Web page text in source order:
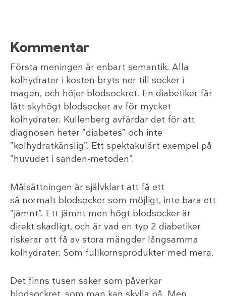
Kommentar
Första meningen är enbart semantik. Alla
kolhydrater i kosten bryts ner till socker i
magen, och höjer blodsockret. En diabetiker får
lätt skyhögt blodsocker av för mycket
kolhydrater. Kullenberg avfärdar det för att
diagnosen heter ”diabetes” och inte
”kolhydratkänslig”. Ett spektakulärt exempel på
”huvudet i sanden-metoden”.
Målsättningen är självklart att få ett
så normalt blodsocker som möjligt, inte bara ett
”jämnt”. Ett jämnt men högt blodsocker är
direkt skadligt, och är vad en typ 2 diabetiker
riskerar att få av stora mängder långsamma
kolhydrater. Som fullkornsprodukter med mera.
Det finns tusen saker som påverkar